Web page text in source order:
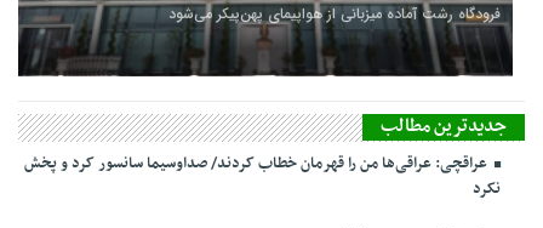
فرودگاه رشت آماده میزبانی از هواپیمای پهن‌پیکر می‌شود
جدیدترین مطالب
عراقچی: عراقی‌ها من را قهرمان خطاب کردند/ صداوسیما سانسور کرد و پخش
نکرد